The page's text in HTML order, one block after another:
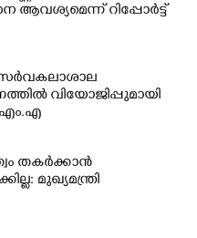
ആവശ്യമെന്ന് റിപ്പോർട്ട്
വിയോജിപ്പുമായി
തകർക്കാൻ
മുഖ്യമന്ത്രി